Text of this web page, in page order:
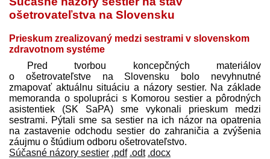
ošetrovateľstva na Slovensku
Prieskum zrealizovaný medzi sestrami v slovenskom
zdravotnom systéme
Pred tvorbou koncepčných materiálov
o ošetrovateľstve na Slovensku bolo nevyhnutné
zmapovať aktuálnu situáciu a názory sestier. Na základe
memoranda o spolupráci s Komorou sestier a pôrodných
asistentiek (SK SaPA) sme vykonali prieskum medzi
sestrami. Pýtali sme sa sestier na ich názor na opatrenia
na zastavenie odchodu sestier do zahraničia a zvýšenia
záujmu o štúdium odboru ošetrovateľstvo.
Súčasné názory sestier .pdf .odt .docx